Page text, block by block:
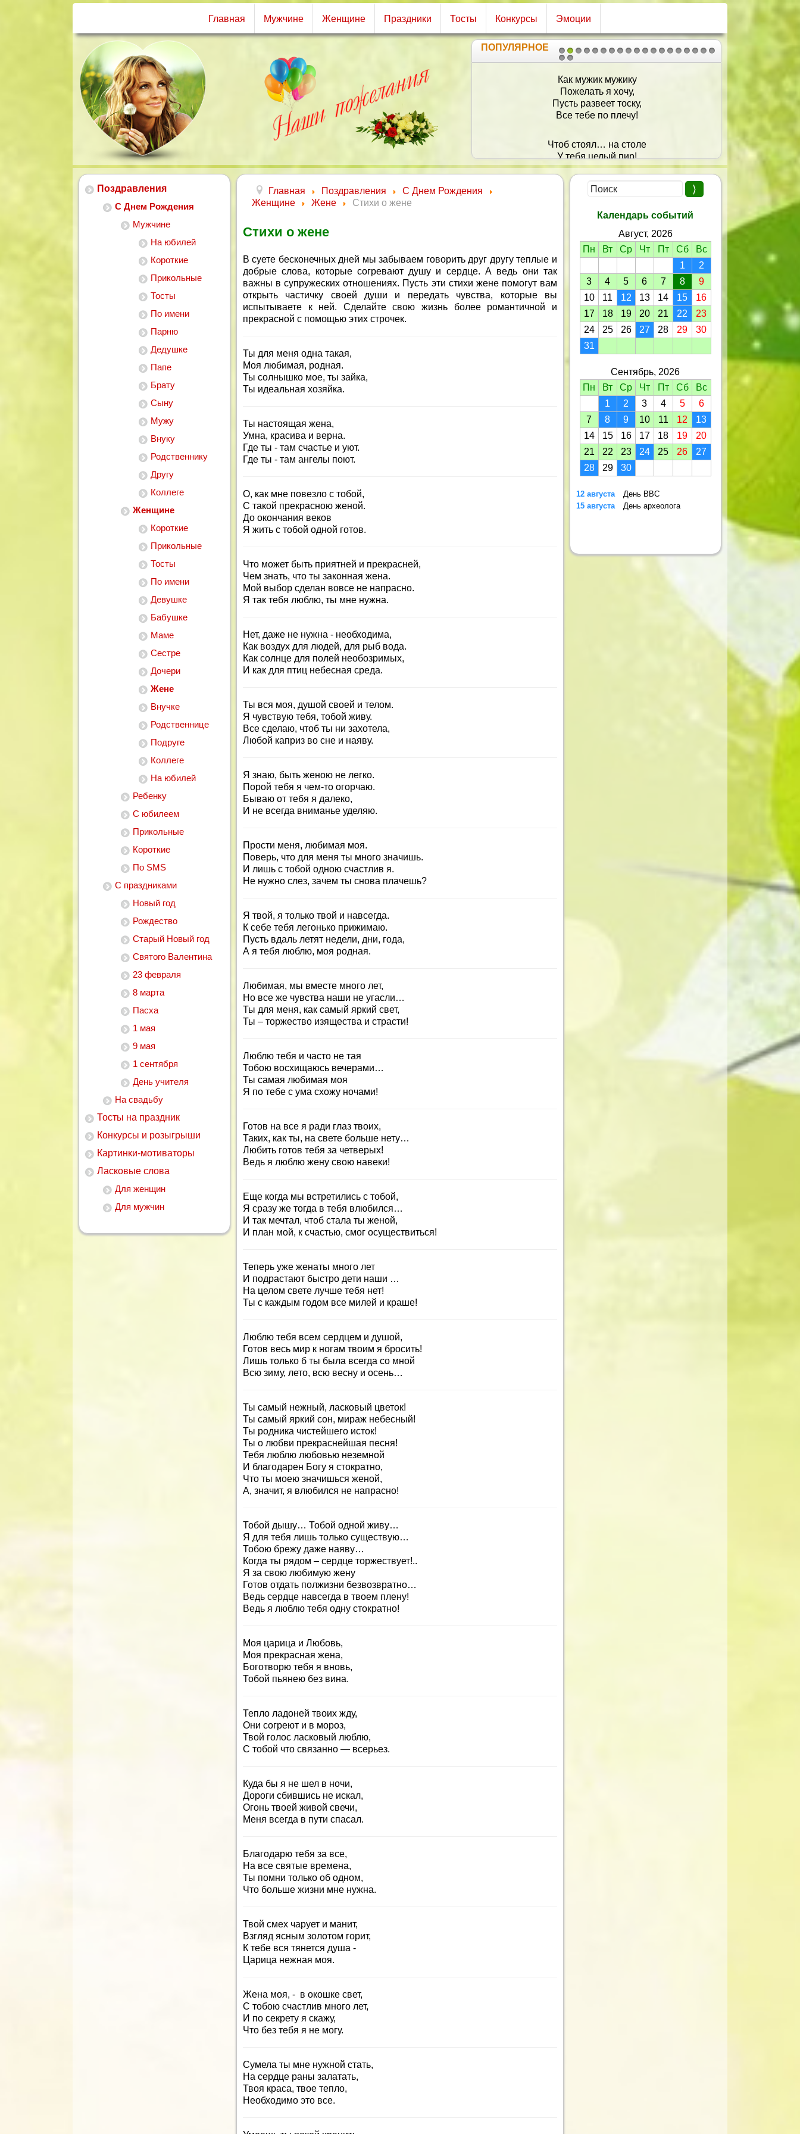
Главная Мужчине Женщине Праздники Тосты Конкурсы Эмоции
1 2
2021
ПОПУЛЯРНОЕ
Друзья! Я предлагаю выпить за шесть «Н»! За нашу
ненаглядную, неповторимую, необыкновенную,
неотразимую, несравненную, необходимую
именинницу! Всех благ ей в жизни! С Днём
Поздравления
С Днем Рождения
Мужчине
На юбилей
Короткие
Прикольные
Тосты
По имени
Парню
Дедушке
Папе
Брату
Сыну
Мужу
Внуку
Родственнику
Другу
Коллеге
Женщине
Короткие
Прикольные
Тосты
По имени
Девушке
Бабушке
Маме
Сестре
Дочери
Жене
Внучке
Родственнице
Подруге
Коллеге
На юбилей
Ребенку
С юбилеем
Прикольные
Короткие
По SMS
С праздниками
Новый год
Рождество
Старый Новый год
Святого Валентина
23 февраля
8 марта
Пасха
1 мая
9 мая
1 сентября
День учителя
На свадьбу
Тосты на праздник
Конкурсы и розыгрыши
Картинки-мотиваторы
Ласковые слова
Для женщин
Для мужчин
Главная Поздравления
С Днем Рождения
Женщине
Жене Стихи о жене
Стихи о жене
В суете бесконечных дней мы забываем говорить друг другу теплые и
добрые слова, которые согревают душу и сердце. А ведь они так
важны в супружеских отношениях. Пусть эти стихи жене помогут вам
открыть частичку своей души и передать чувства, которые вы
испытываете к ней. Сделайте свою жизнь более романтичной и
прекрасной с помощью этих строчек.
Ты для меня одна такая,
Моя любимая, родная.
Ты солнышко мое, ты зайка,
Ты идеальная хозяйка.
Ты настоящая жена,
Умна, красива и верна.
Где ты - там счастье и уют.
Где ты - там ангелы поют.
О, как мне повезло с тобой,
С такой прекрасною женой.
До окончания веков
Я жить с тобой одной готов.
Что может быть приятней и прекрасней,
Чем знать, что ты законная жена.
Мой выбор сделан вовсе не напрасно.
Я так тебя люблю, ты мне нужна.
Нет, даже не нужна - необходима,
Как воздух для людей, для рыб вода.
Как солнце для полей необозримых,
И как для птиц небесная среда.
Ты вся моя, душой своей и телом.
Я чувствую тебя, тобой живу.
Все сделаю, чтоб ты ни захотела,
Любой каприз во сне и наяву.
Я знаю, быть женою не легко.
Порой тебя я чем-то огорчаю.
Бываю от тебя я далеко,
И не всегда вниманье уделяю.
Прости меня, любимая моя.
Поверь, что для меня ты много значишь.
И лишь с тобой одною счастлив я.
Не нужно слез, зачем ты снова плачешь?
Я твой, я только твой и навсегда.
К себе тебя легонько прижимаю.
Пусть вдаль летят недели, дни, года,
А я тебя люблю, моя родная.
Любимая, мы вместе много лет,
Но все же чувства наши не угасли…
Ты для меня, как самый яркий свет,
Ты – торжество изящества и страсти!
Люблю тебя и часто не тая
Тобою восхищаюсь вечерами…
Ты самая любимая моя
Я по тебе с ума схожу ночами!
Готов на все я ради глаз твоих,
Таких, как ты, на свете больше нету…
Любить готов тебя за четверых!
Ведь я люблю жену свою навеки!
Еще когда мы встретились с тобой,
Я сразу же тогда в тебя влюбился…
И так мечтал, чтоб стала ты женой,
И план мой, к счастью, смог осуществиться!
Теперь уже женаты много лет
И подрастают быстро дети наши …
На целом свете лучше тебя нет!
Ты с каждым годом все милей и краше!
Люблю тебя всем сердцем и душой,
Готов весь мир к ногам твоим я бросить!
Лишь только б ты была всегда со мной
Всю зиму, лето, всю весну и осень…
Ты самый нежный, ласковый цветок!
Ты самый яркий сон, мираж небесный!
Ты родника чистейшего исток!
Ты о любви прекраснейшая песня!
Тебя люблю любовью неземной
И благодарен Богу я стократно,
Что ты моею значишься женой,
А, значит, я влюбился не напрасно!
Тобой дышу… Тобой одной живу…
Я для тебя лишь только существую…
Тобою брежу даже наяву…
Когда ты рядом – сердце торжествует!..
Я за свою любимую жену
Готов отдать полжизни безвозвратно…
Ведь сердце навсегда в твоем плену!
Ведь я люблю тебя одну стократно!
Моя царица и Любовь,
Моя прекрасная жена,
Боготворю тебя я вновь,
Тобой пьянею без вина.
Тепло ладоней твоих жду,
Они согреют и в мороз,
Твой голос ласковый люблю,
С тобой что связанно — всерьез.
Куда бы я не шел в ночи,
Дороги сбившись не искал,
Огонь твоей живой свечи,
Меня всегда в пути спасал.
Благодарю тебя за все,
На все святые времена,
Ты помни только об одном,
Что больше жизни мне нужна.
Твой смех чарует и манит,
Взгляд ясным золотом горит,
К тебе вся тянется душа -
Царица нежная моя.
Жена моя, - в окошке свет,
С тобою счастлив много лет,
И по секрету я скажу,
Что без тебя я не могу.
Сумела ты мне нужной стать,
На сердце раны залатать,
Твоя краса, твое тепло,
Необходимо это все.
Календарь событий
Август, 2026
Пн
Вт Ср Чт Пт Сб
Вс
1
2
3
4 5 6 7 8
9
10
11 12 13 14 15
16
17
18 19 20 21 22
23
24
25 26 27 28 29
30
31
Сентябрь, 2026
Пн
Вт Ср Чт Пт Сб
Вс
1
2 3 4 5
6
7
8 9 10 11 12
13
14
15 16 17 18 19
20
21
22 23 24 25 26
27
28
29 30
12 августа
День ВВС
15 августа
День археолога